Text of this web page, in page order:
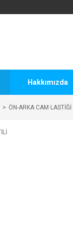
Hakkımızda
ÖN-ARKA CAM LASTİĞİ